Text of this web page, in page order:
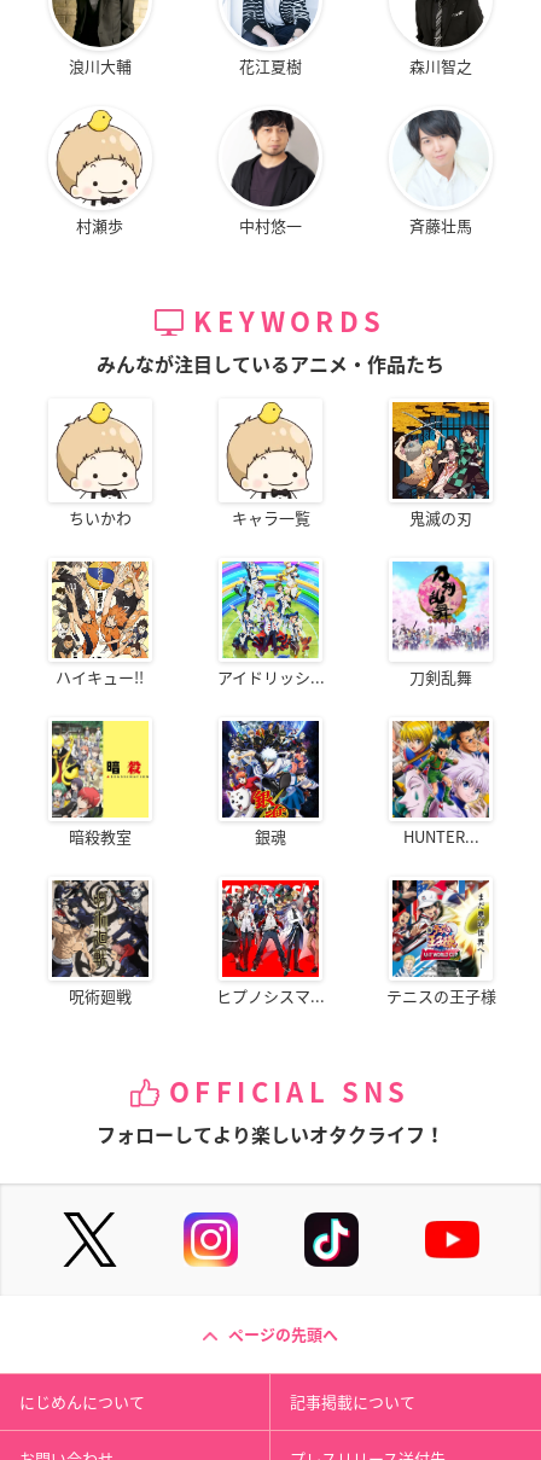
浪川大輔 花江夏樹 森川智之
村瀬歩 中村悠一 斉藤壮馬
KEYWORDS
みんなが注目しているアニメ・作品たち
ちいかわ キャラ一覧 鬼滅の刃
ハイキュー!! アイドリッシ... 刀剣乱舞
暗殺教室 銀魂 HUNTER...
呪術廻戦 ヒプノシスマ... テニスの王子様
OFFICIAL SNS
フォローしてより楽しいオタクライフ！
ページの先頭へ
にじめんについて 記事掲載について